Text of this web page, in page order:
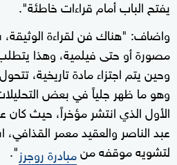
يفتح الباب أمام قراءات خاطئة".
واضاف: "هناك فن لقراءة الوثيقة،
مصورة أو حتى فيلمية، وهذا
وحين يتم اجتزاء مادة تاريخية،
وهو ما ظهر جلياً في بعض
الأول الذي انتشر مؤخراً، حيث
عبد الناصر والعقيد معمر
لتشويه موقفه منمبادرة روجرز".